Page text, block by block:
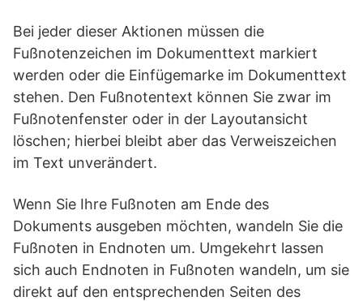
Bei jeder dieser Aktionen müssen die
Fußnotenzeichen im Dokumenttext markiert
werden oder die Einfügemarke im Dokumenttext
stehen. Den Fußnotentext können Sie zwar im
Fußnotenfenster oder in der Layoutansicht
löschen; hierbei bleibt aber das Verweiszeichen
im Text unverändert.
Wenn Sie Ihre Fußnoten am Ende des
Dokuments ausgeben möchten, wandeln Sie die
Fußnoten in Endnoten um. Umgekehrt lassen
sich auch Endnoten in Fußnoten wandeln, um sie
direkt auf den entsprechenden Seiten des